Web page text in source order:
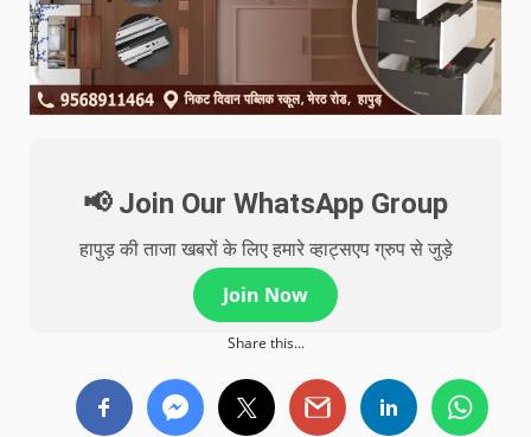
📢 Join Our WhatsApp Group
हापुड़ की ताजा खबरों के लिए हमारे व्हाट्सएप ग्रुप से जुड़े
Join Now
Share this...